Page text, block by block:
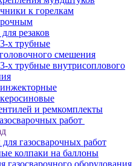
к горелкам
резаков
х трубные
смешения
х трубные внутрисоплового
и ремкомплекты
работ
газосварочных работ
колпаки на баллоны
газосварочного оборудования